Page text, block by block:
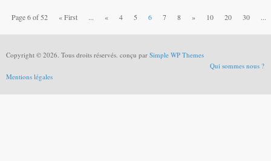
Page 6 of 52 « First ... « 4 5 6 7 8 » 10 20 30 ...
Copyright © 2026. Tous droits réservés. conçu par Simple WP Themes
Qui sommes nous ?
Mentions légales